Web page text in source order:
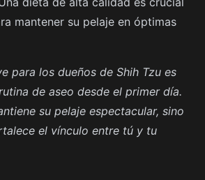
mantener su pelaje en óptimas
para los dueños de Shih Tzu es
de aseo desde el primer día.
su pelaje espectacular, sino
el vínculo entre tú y tu